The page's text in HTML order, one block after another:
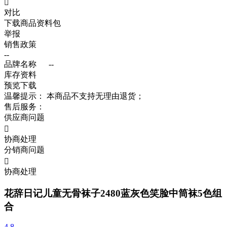
对比
下载商品资料包
举报
销售政策
--
品牌名称
--
库存资料
预览下载
温馨提示：
本商品不支持无理由退货；
售后服务：
供应商问题

协商处理
分销商问题

协商处理
花辞日记儿童无骨袜子2480蓝灰色笑脸中筒袜5色组
合